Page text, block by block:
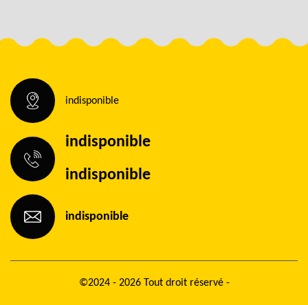
indisponible
indisponible
indisponible
indisponible
©2024 - 2026 Tout droit réservé -